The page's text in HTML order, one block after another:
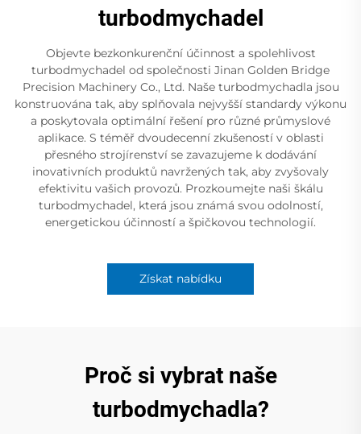
turbodmychadel
Objevte bezkonkurenční účinnost a spolehlivost
turbodmychadel od společnosti Jinan Golden Bridge
Precision Machinery Co., Ltd. Naše turbodmychadla jsou
konstruována tak, aby splňovala nejvyšší standardy výkonu
a poskytovala optimální řešení pro různé průmyslové
aplikace. S téměř dvoudecenní zkušeností v oblasti
přesného strojírenství se zavazujeme k dodávání
inovativních produktů navržených tak, aby zvyšovaly
efektivitu vašich provozů. Prozkoumejte naši škálu
turbodmychadel, která jsou známá svou odolností,
energetickou účinností a špičkovou technologií.
Získat nabídku
Proč si vybrat naše
turbodmychadla?